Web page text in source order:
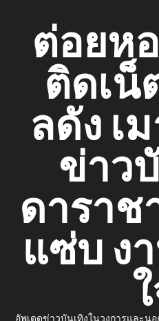
contentต่อยห
ติดเน็
ลดัง เ
ข่าว
ดารา
แซ่บ ง
อัพเดดข่าวบันเทิงในวงการและน